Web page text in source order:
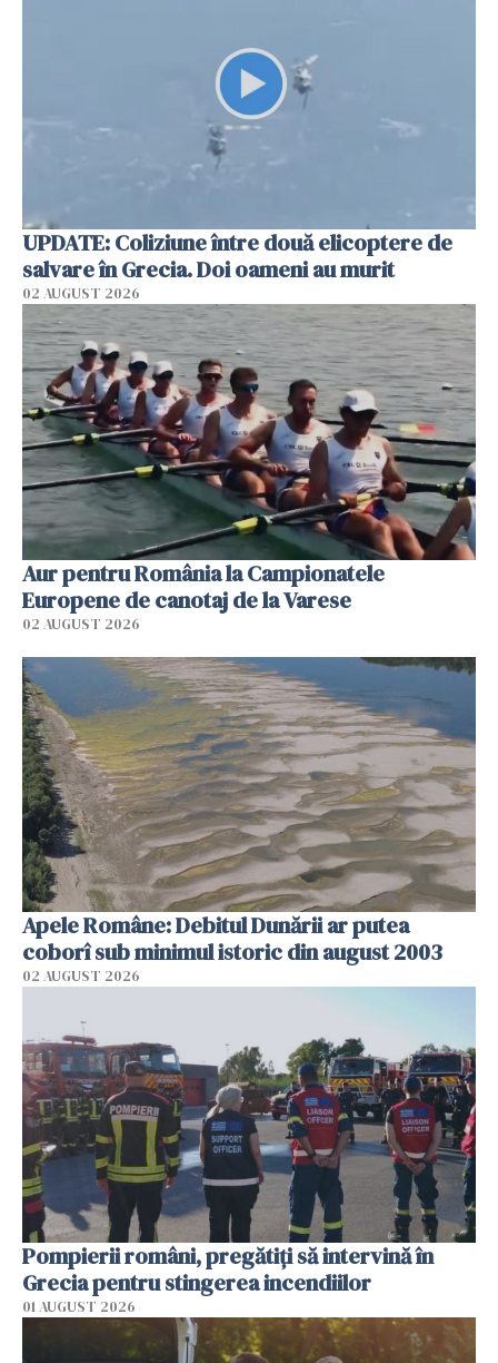
UPDATE: Coliziune între două elicoptere de
salvare în Grecia. Doi oameni au murit
02 AUGUST 2026
Aur pentru România la Campionatele
Europene de canotaj de la Varese
02 AUGUST 2026
Apele Române: Debitul Dunării ar putea
coborî sub minimul istoric din august 2003
02 AUGUST 2026
Pompierii români, pregătiţi să intervină în
Grecia pentru stingerea incendiilor
01 AUGUST 2026